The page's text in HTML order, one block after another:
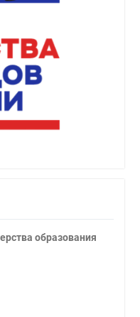
образования